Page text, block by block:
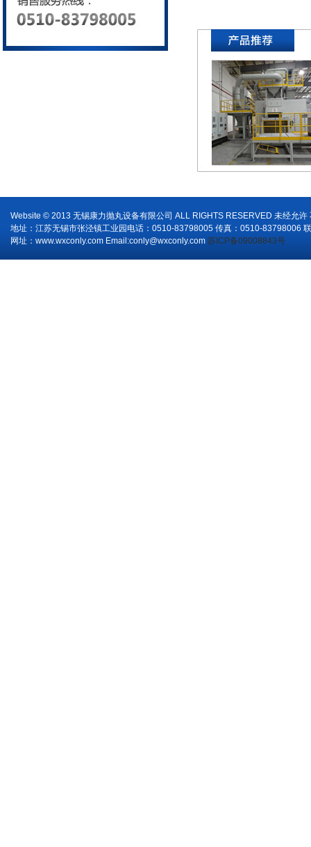
Website © 2013 无锡康力抛丸设备有限公司 ALL RIGHTS RESERVED 未经允许
地址：江苏无锡市张泾镇工业园电话：0510-83798005 传真：0510-83798006
网址：www.wxconly.com Email:conly@wxconly.com 苏ICP备09008843号